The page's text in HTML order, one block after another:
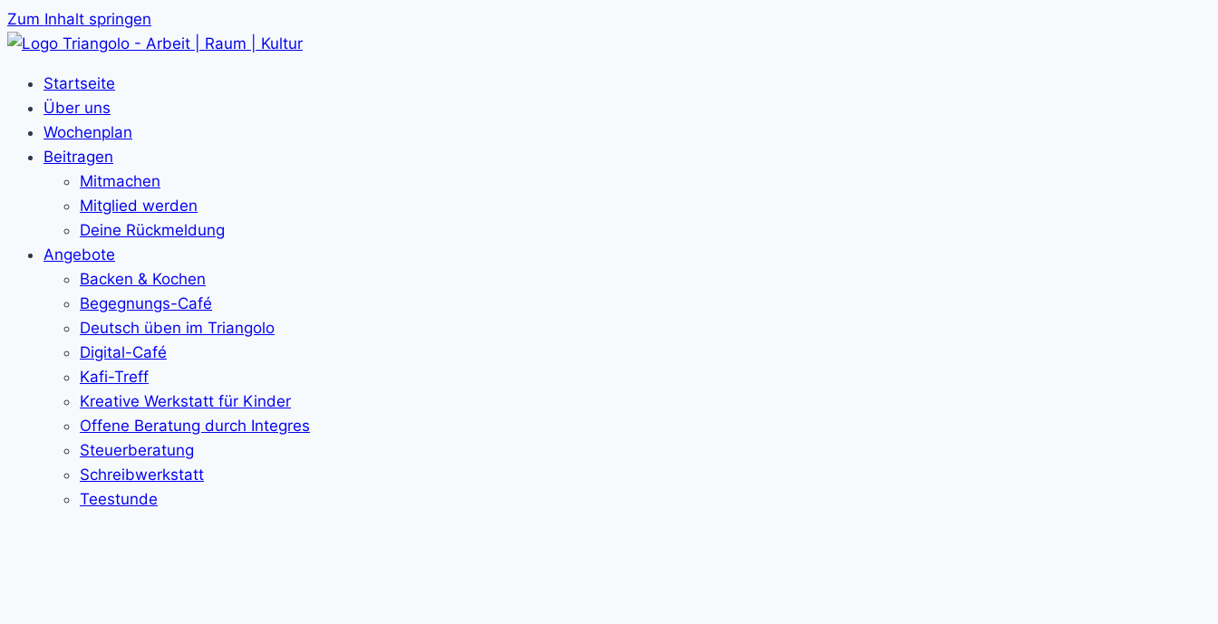
Zum Inhalt springen
Startseite
Über uns
Wochenplan
Beitragen
Mitmachen
Mitglied werden
Deine Rückmeldung
Angebote
Backen & Kochen
Begegnungs-Café
Deutsch üben im Triangolo
Digital-Café
Kafi-Treff
Kreative Werkstatt für Kinder
Offene Beratung durch Integres
Steuerberatung
Schreibwerkstatt
Teestunde